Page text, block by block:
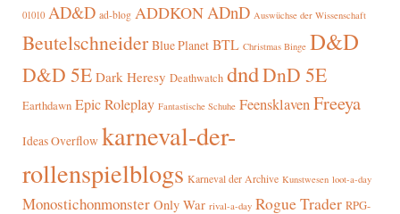
01010 AD&D ad-blog ADDKONADnD Auswüchse der Wissenschaft
Beutelschneider Blue Planet BTL Christmas Binge D&D
D&D 5E Dark Heresy Deathwatch dndDnD 5E
Earthdawn Epic Roleplay Fantastische Schuhe FeensklavenFreeya
Ideas Overflow karneval-der-
rollenspielblogs Karneval der Archive Kunstwesen loot-a-day
Monostichonmonster Only War rival-a-day Rogue Trader RPG-